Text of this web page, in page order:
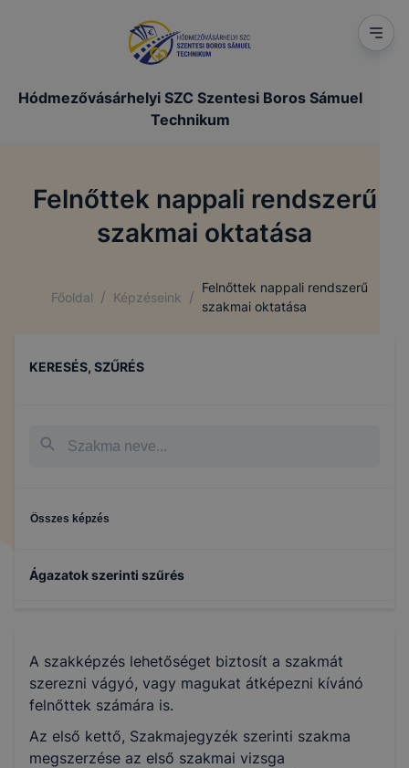
Hódmezővásárhelyi SZC Szentesi Boros Sámuel
Technikum
Felnőttek nappali rendszerű
szakmai oktatása
Főoldal / Képzéseink /
Felnőttek nappali rendszerű
szakmai oktatása
KERESÉS, SZŰRÉS
Összes képzés
Ágazatok szerinti szűrés
A szakképzés lehetőséget biztosít a szakmát
szerezni vágyó, vagy magukat átképezni kívánó
felnőttek számára is.
Az első kettő, Szakmajegyzék szerinti szakma
megszerzése az első szakmai vizsga